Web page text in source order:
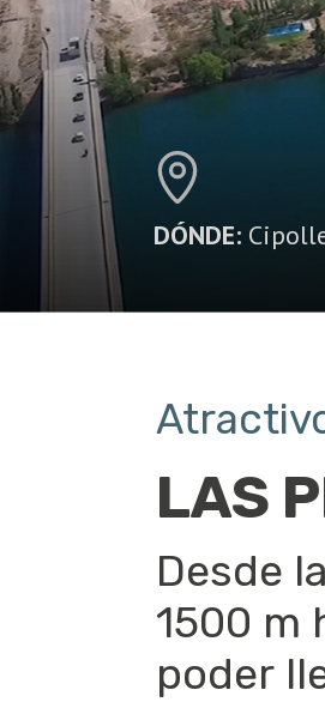
DÓNDE:
LAS
Desde
1500 m
poder